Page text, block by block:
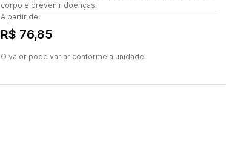
corpo e prevenir doenças.
A partir de:
R$ 76,85
O valor pode variar conforme a unidade